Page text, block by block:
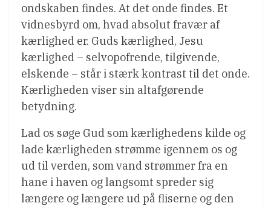
ondskaben findes. At det onde findes. Et
vidnesbyrd om, hvad absolut fravær af
kærlighed er. Guds kærlighed, Jesu
kærlighed – selvopofrende, tilgivende,
elskende – står i stærk kontrast til det onde.
Kærligheden viser sin altafgørende
betydning.
Lad os søge Gud som kærlighedens kilde og
lade kærligheden strømme igennem os og
ud til verden, som vand strømmer fra en
hane i haven og langsomt spreder sig
længere og længere ud på fliserne og den